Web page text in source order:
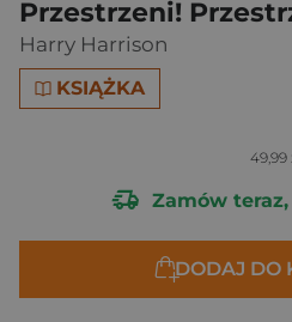
Przestrzeni!
Harry Harrison
KSIĄŻKA
49,99
Zamów
DODAJ DO